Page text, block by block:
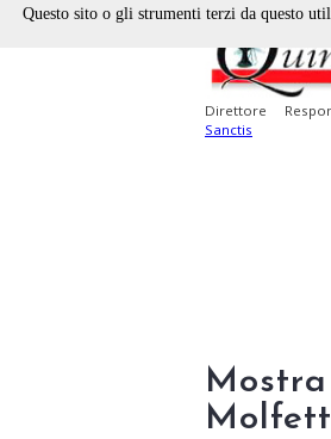
Direttore
Sanctis
Questo sito o gli strumenti terzi da questo